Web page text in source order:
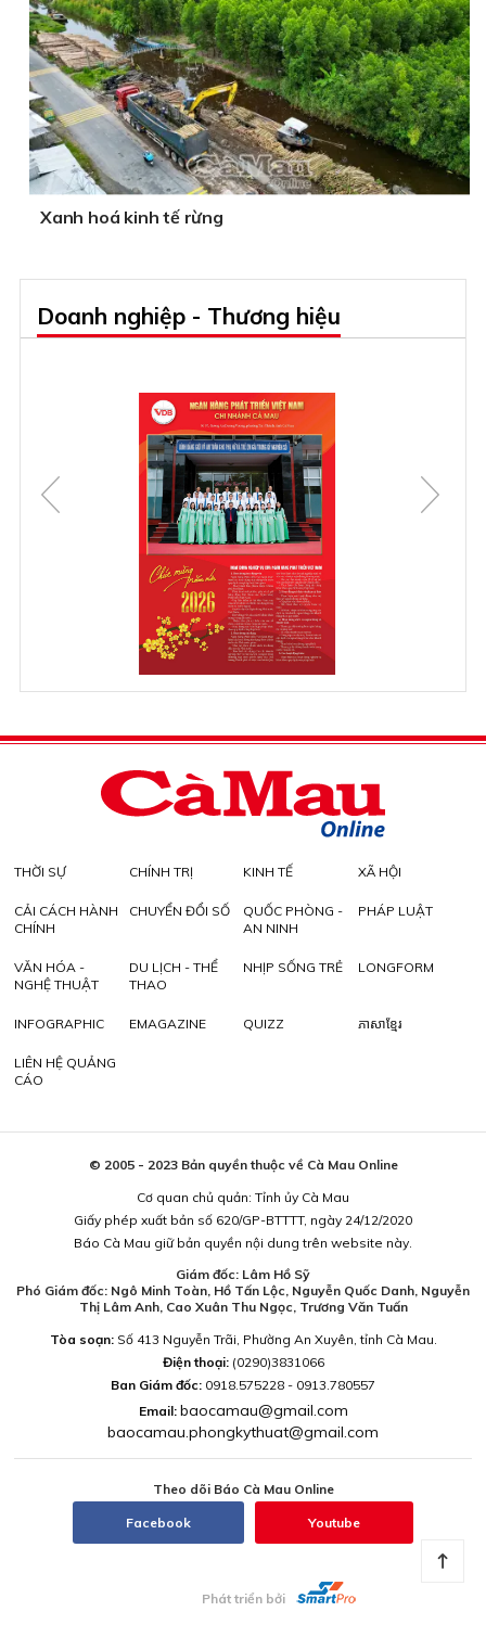
Xanh hoá kinh tế rừng
Doanh nghiệp - Thương hiệu
THỜI SỰ CHÍNH TRỊ KINH TẾ XÃ HỘI
CẢI CÁCH HÀNH
CHÍNH
CHUYỂN ĐỔI SỐ
QUỐC PHÒNG -
AN NINH
PHÁP LUẬT
VĂN HÓA -
NGHỆ THUẬT
DU LỊCH - THỂ
THAO
NHỊP SỐNG TRẺ LONGFORM
INFOGRAPHIC EMAGAZINE QUIZZ ភាសាខ្មែរ
LIÊN HỆ QUẢNG
CÁO
© 2005 - 2023 Bản quyền thuộc về Cà Mau Online
Cơ quan chủ quản: Tỉnh ủy Cà Mau
Giấy phép xuất bản số 620/GP-BTTTT, ngày 24/12/2020
Báo Cà Mau giữ bản quyền nội dung trên website này.
Giám đốc: Lâm Hồ Sỹ
Phó Giám đốc: Ngô Minh Toàn, Hồ Tấn Lộc, Nguyễn Quốc Danh, Nguyễn
Thị Lâm Anh, Cao Xuân Thu Ngọc, Trương Văn Tuấn
Tòa soạn:Số 413 Nguyễn Trãi, Phường An Xuyên, tỉnh Cà Mau.
Điện thoại: (0290)3831066
Ban Giám đốc: 0918.575228 - 0913.780557
Email: baocamau@gmail.com
baocamau.phongkythuat@gmail.com
Theo dõi Báo Cà Mau Online
Facebook Youtube
Phát triển bởi